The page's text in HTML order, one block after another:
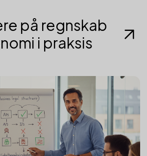
på regnskab
i praksis